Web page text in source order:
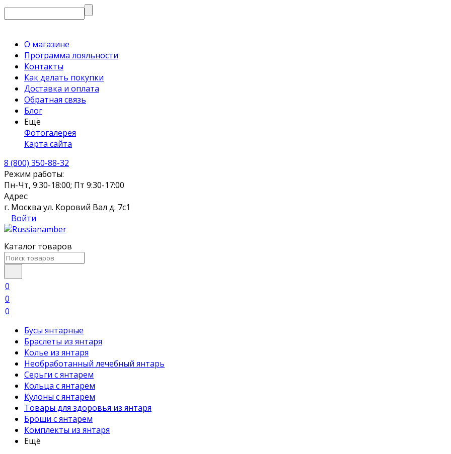
О магазине
Программа лояльности
Контакты
Как делать покупки
Доставка и оплата
Обратная связь
Блог
Ещё
Фотогалерея
Карта сайта
8 (800) 350-88-32
Режим работы:
Пн-Чт, 9:30-18:00; Пт 9:30-17:00
Адрес:
г. Москва ул. Коровий Вал д. 7с1
Войти
Каталог товаров
0
0
0
Бусы янтарные
Браслеты из янтаря
Колье из янтаря
Необработанный лечебный янтарь
Серьги с янтарем
Кольца с янтарем
Кулоны с янтарем
Товары для здоровья из янтаря
Броши с янтарем
Комплекты из янтаря
Ещё